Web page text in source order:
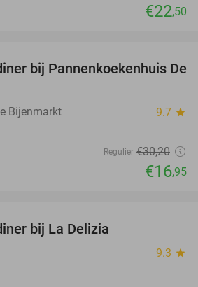
€22,50
44%
bij Pannenkoekenhuis De
Bijenmarkt 9.7 star
Regulier €30,20
€16,95
bij La Delizia
9.3 star